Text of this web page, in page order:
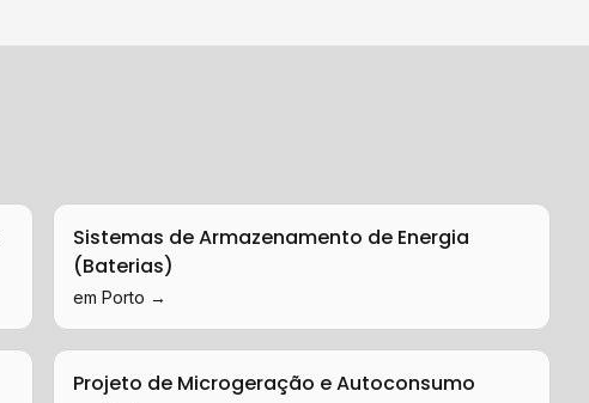
Sistemas de Armazenamento de Energia
(Baterias)
em Porto →
Projeto de Microgeração e Autoconsumo